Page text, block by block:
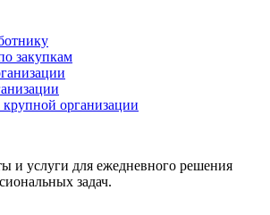
закупкам
организации
и услуги для ежедневного решения
задач.